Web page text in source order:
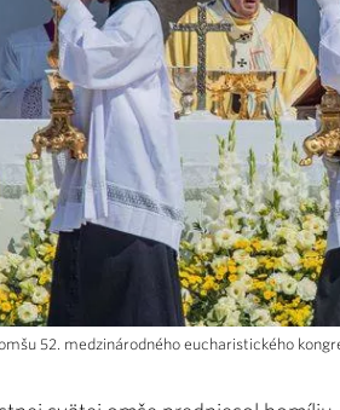
52. medzinárodného eucharistického